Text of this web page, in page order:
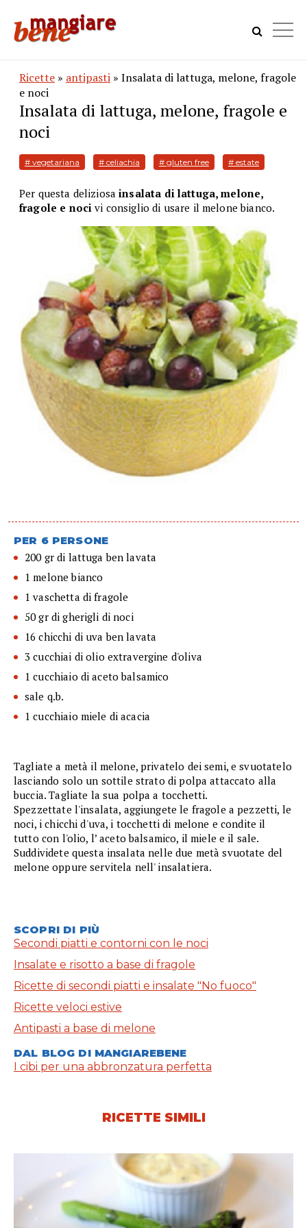
Ricette » antipasti » Insalata di lattuga, melone, fragole
e noci
Insalata di lattuga, melone, fragole e
noci
# vegetariana # celiachia # gluten free # estate
Per questa deliziosainsalata di lattuga, melone,
fragole e noci vi consiglio di usare il melone bianco.
PER 6 PERSONE
200 gr di lattuga ben lavata
1 melone bianco
1 vaschetta di fragole
50 gr di gherigli di noci
16 chicchi di uva ben lavata
3 cucchiai di olio extravergine d'oliva
1 cucchiaio di aceto balsamico
sale q.b.
1 cucchiaio miele di acacia
Tagliate a metà il melone, privatelo dei semi, e svuotatelo
lasciando solo un sottile strato di polpa attaccato alla
buccia. Tagliate la sua polpa a tocchetti.
Spezzettate l'insalata, aggiungete le fragole a pezzetti, le
noci, i chicchi d'uva, i tocchetti di melone e condite il
tutto con l'olio, l’ aceto balsamico, il miele e il sale.
Suddividete questa insalata nelle due metà svuotate del
melone oppure servitela nell' insalatiera.
SCOPRI DI PIÙ
Secondi piatti e contorni con le noci
Insalate e risotto a base di fragole
Ricette di secondi piatti e insalate "No fuoco"
Ricette veloci estive
Antipasti a base di melone
DAL BLOG DI MANGIAREBENE
I cibi per una abbronzatura perfetta
RICETTE SIMILI